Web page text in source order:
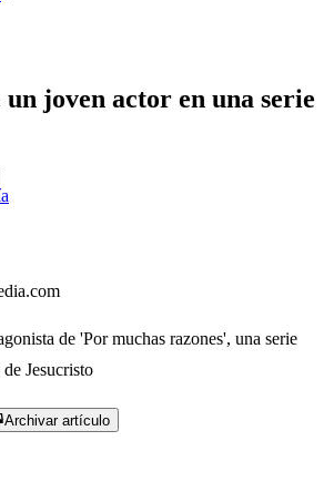
joven actor en una serie
de 'Por muchas razones', una serie
Jesucristo
Archivar artículo